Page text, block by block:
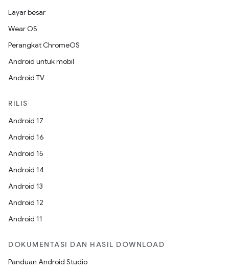
Layar besar
Wear OS
Perangkat ChromeOS
Android untuk mobil
Android TV
RILIS
Android 17
Android 16
Android 15
Android 14
Android 13
Android 12
Android 11
DOKUMENTASI DAN HASIL DOWNLOAD
Panduan Android Studio